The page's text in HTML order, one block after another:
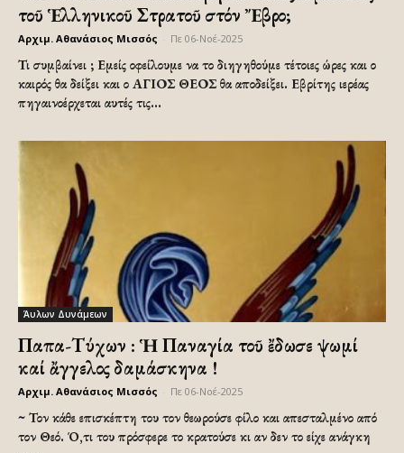
τοῦ Ἑλληνικοῦ Στρατοῦ στόν Ἔβρο;
Αρχιμ. Αθανάσιος Μισσός Πε 06-Νοέ-2025
Τι συμβαίνει ; Εμείς οφείλουμε να το διηγηθούμε τέτοιες ώρες και ο
καιρός θα δείξει και ο ΑΓΙΟΣ ΘΕΟΣ θα αποδείξει. Εβρίτης ιερέας
πηγαινοέρχεται αυτές τις...
Άυλων Δυνάμεων
Παπα-Τύχων : Ἡ Παναγία τοῦ ἔδωσε ψωμί
καί ἄγγελος δαμάσκηνα !
Αρχιμ. Αθανάσιος Μισσός Πε 06-Νοέ-2025
~ Τον κάθε επισκέπτη του τον θεωρούσε φίλο και απεσταλμένο από
τον Θεό. Ό,τι του πρόσφερε το κρατούσε κι αν δεν το είχε ανάγκη